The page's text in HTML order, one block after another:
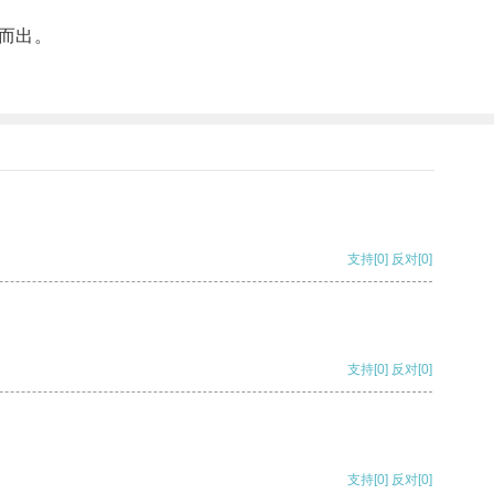
出。
支持[0] 反对[0]
支持[0] 反对[0]
支持[0] 反对[0]